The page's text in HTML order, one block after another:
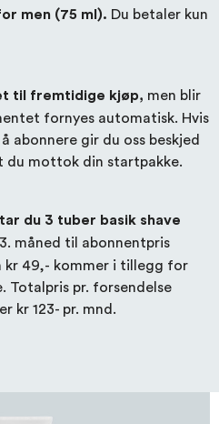
men (75 ml). Du betaler kun
til fremtidige kjøp, men blir
fornyes automatisk. Hvis
abonnere gir du oss beskjed
du mottok din startpakke.
du 3 tuber basik shave
måned til abonnentpris
kr 49,- kommer i tillegg for
Totalpris pr. forsendelse
kr 123- pr. mnd.